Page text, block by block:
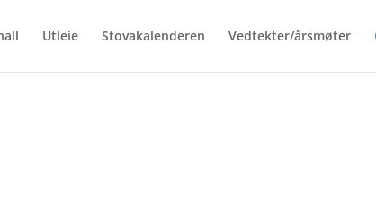
Utleie Stovakalenderen Vedtekter/årsmøter